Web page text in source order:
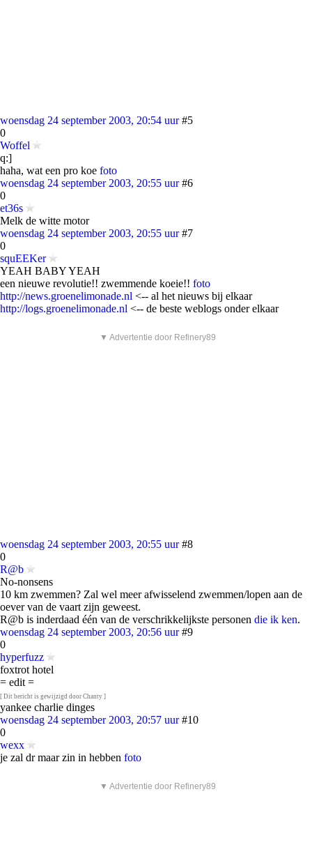
woensdag 24 september 2003, 20:54 uur #5
0
Woffel
q:]
haha, wat een pro koe foto
woensdag 24 september 2003, 20:55 uur #6
0
et36s
Melk de witte motor
woensdag 24 september 2003, 20:55 uur #7
0
squEEKer
YEAH BABY YEAH
een nieuwe revolutie!! zwemmende koeie!! foto
http://news.groenelimonade.nl <-- al het nieuws bij elkaar
http://logs.groenelimonade.nl <-- de beste weblogs onder elkaar
▼ Advertentie door Refinery89
woensdag 24 september 2003, 20:55 uur #8
0
R@b
No-nonsens
10 km zwemmen? Zal wel meer afwisselend zwemmen/lopen aan de
oever van de vaart zijn geweest.
R@b is inderdaad één van de verschrikkelijkste personen die ik ken.
woensdag 24 september 2003, 20:56 uur #9
0
hyperfuzz
foxtrot hotel
= edit =
[ Dit bericht is gewijzigd door Chanty ]
yankee charlie dinges
woensdag 24 september 2003, 20:57 uur #10
0
wexx
je zal dr maar zin in hebben foto
▼ Advertentie door Refinery89